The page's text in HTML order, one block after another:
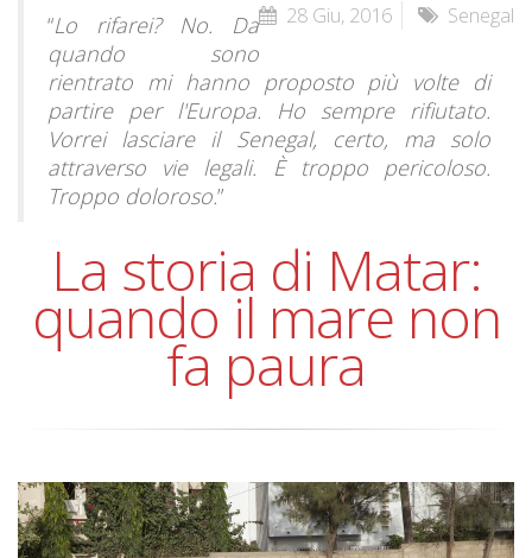
28 Giu, 2016 Senegal
“Lo rifarei? No. Da
quando sono
rientrato mi hanno proposto più volte di
partire per l'Europa. Ho sempre rifiutato.
Vorrei lasciare il Senegal, certo, ma solo
attraverso vie legali. È troppo pericoloso.
Troppo doloroso.”
La storia di Matar:
quando il mare non
fa paura